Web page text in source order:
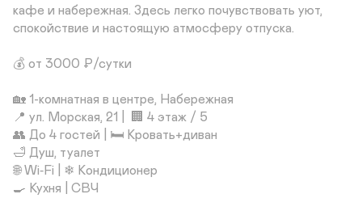
кафе и набережная. Здесь легко почувствовать уют,
спокойствие и настоящую атмосферу отпуска.
💰 от 3000 ₽/сутки
🏡 1-комнатная в центре, Набережная
📍 ул. Морская, 21 |  🏢 4 этаж / 5
👥 До 4 гостей | 🛏 Кровать+диван
🛁 Душ, туалет
🌐 Wi‑Fi | ❄ Кондиционер
🍳 Кухня | СВЧ